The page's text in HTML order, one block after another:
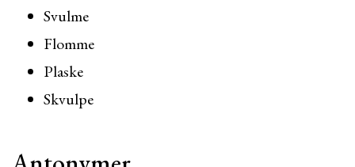
Svulme
Flomme
Plaske
Skvulpe